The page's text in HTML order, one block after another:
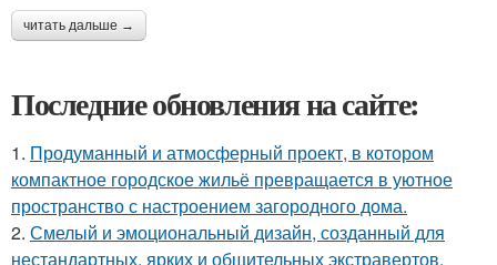
читать дальше →
Последние обновления на сайте:
1. Продуманный и атмосферный проект, в котором
компактное городское жильё превращается в уютное
пространство с настроением загородного дома.
2. Смелый и эмоциональный дизайн, созданный для
нестандартных, ярких и общительных экстравертов.